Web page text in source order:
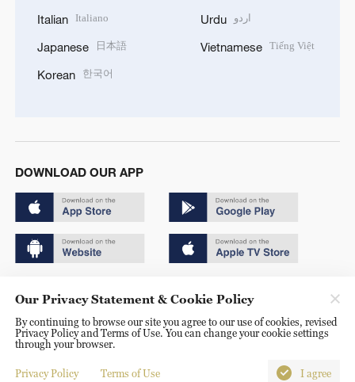
Italian Italiano
Japanese 日本語
Korean 한국어
Urdu اردو
Vietnamese Tiếng Việt
DOWNLOAD OUR APP
京ICP备20000184号
京公网安备 11010502050052号
Disinformation report hotline: 010-85061466
Our Privacy Statement & Cookie Policy
By continuing to browse our site you agree to our use of cookies, revised
Privacy Policy and Terms of Use. You can change your cookie settings
through your browser.
Privacy Policy Terms of Use I agree